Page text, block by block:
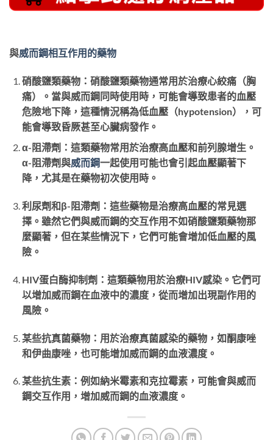
與威而鋼相互作用的藥物
硝酸鹽類藥物：硝酸鹽類藥物通常用於治療心絞痛（胸
痛）。當與威而鋼同時使用時，可能會導致患者的血壓
危險地下降，這種情況稱為低血壓（hypotension），可
能會導致昏厥甚至心臟病發作。
α-阻滯劑：這類藥物常用於治療高血壓和前列腺增生。
α-阻滯劑與威而鋼一起使用可能也會引起血壓顯著下
降，尤其是在藥物初次使用時。
利尿劑和β-阻滯劑：這些藥物是治療高血壓的常見選
擇。雖然它們與威而鋼的交互作用不如硝酸鹽類藥物那
麼顯著，但在某些情況下，它們可能會增加低血壓的風
險。
HIV蛋白酶抑制劑：這類藥物用於治療HIV感染。它們可
以增加威而鋼在血液中的濃度，從而增加出現副作用的
風險。
某些抗真菌藥物：用於治療真菌感染的藥物，如酮康唑
和伊曲康唑，也可能增加威而鋼的血液濃度。
某些抗生素：例如納米霉素和克拉霉素，可能會與威而
鋼交互作用，增加威而鋼的血液濃度。